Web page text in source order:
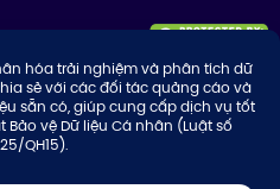
Pháp Thuế Thuận Thiên, giữ bản